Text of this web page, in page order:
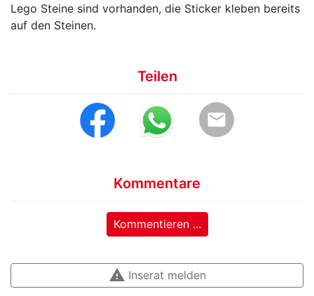
Lego Steine sind vorhanden, die Sticker kleben bereits
auf den Steinen.
Teilen
email
Kommentare
Kommentieren ...
warning Inserat melden